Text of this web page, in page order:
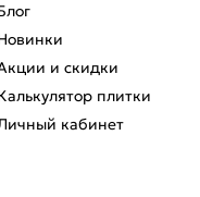
и скидки
плитки
кабинет